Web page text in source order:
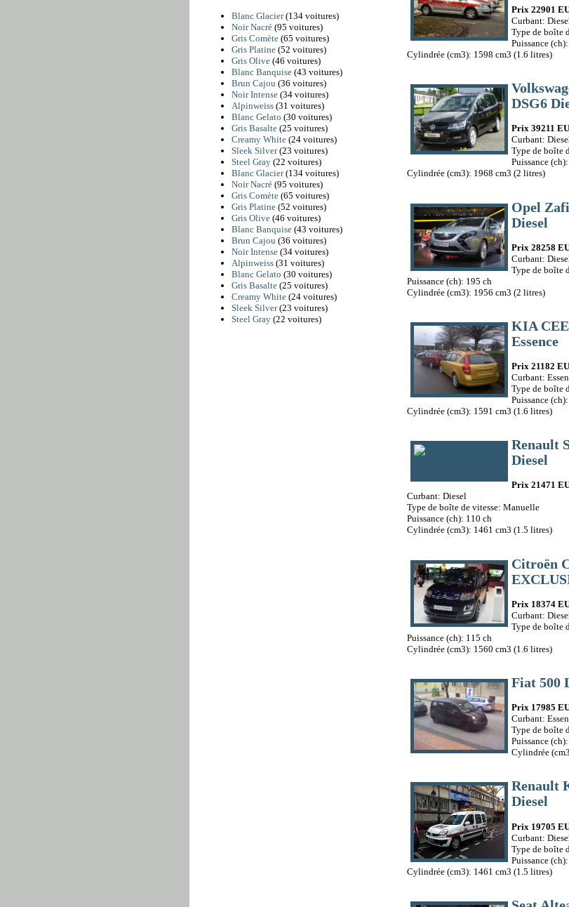
Prix 22901
Curbant:
Type de boîte
Puissance
Cylindrée (cm3): 1598 cm3 (1.6 litres)
DSG6
Prix 39211
Curbant:
Type de boîte
Puissance
Cylindrée (cm3): 1968 cm3 (2 litres)
Opel
Diesel
Prix 28258
Curbant:
Type de boîte
Puissance (ch): 195 ch
Cylindrée (cm3): 1956 cm3 (2 litres)
KIA
Essence
Prix 21182
Curbant:
Type de boîte
Puissance
Cylindrée (cm3): 1591 cm3 (1.6 litres)
Renault
Diesel
Prix 21471
Curbant: Diesel
Type de boîte de vitesse: Manuelle
Puissance (ch): 110 ch
Cylindrée (cm3): 1461 cm3 (1.5 litres)
Citroën
Prix 18374
Curbant:
Type de boîte
Puissance (ch): 115 ch
Cylindrée (cm3): 1560 cm3 (1.6 litres)
Fiat 500
Prix 17985
Curbant:
Type de boîte
Puissance
Cylindrée
Renault
Diesel
Prix 19705
Curbant:
Type de boîte
Puissance
Cylindrée (cm3): 1461 cm3 (1.5 litres)
Blanc Glacier(134 voitures)
Noir Nacré(95 voitures)
Gris Comète(65 voitures)
Gris Platine(52 voitures)
Gris Olive(46 voitures)
Blanc Banquise(43 voitures)
Brun Cajou (36 voitures)
Noir Intense(34 voitures)
Alpinweiss(31 voitures)
Blanc Gelato (30 voitures)
Gris Basalte(25 voitures)
Creamy White(24 voitures)
Sleek Silver(23 voitures)
Steel Gray(22 voitures)
Blanc Glacier(134 voitures)
Noir Nacré(95 voitures)
Gris Comète(65 voitures)
Gris Platine(52 voitures)
Gris Olive(46 voitures)
Blanc Banquise(43 voitures)
Brun Cajou (36 voitures)
Noir Intense(34 voitures)
Alpinweiss(31 voitures)
Blanc Gelato (30 voitures)
Gris Basalte(25 voitures)
Creamy White(24 voitures)
Sleek Silver(23 voitures)
Steel Gray(22 voitures)